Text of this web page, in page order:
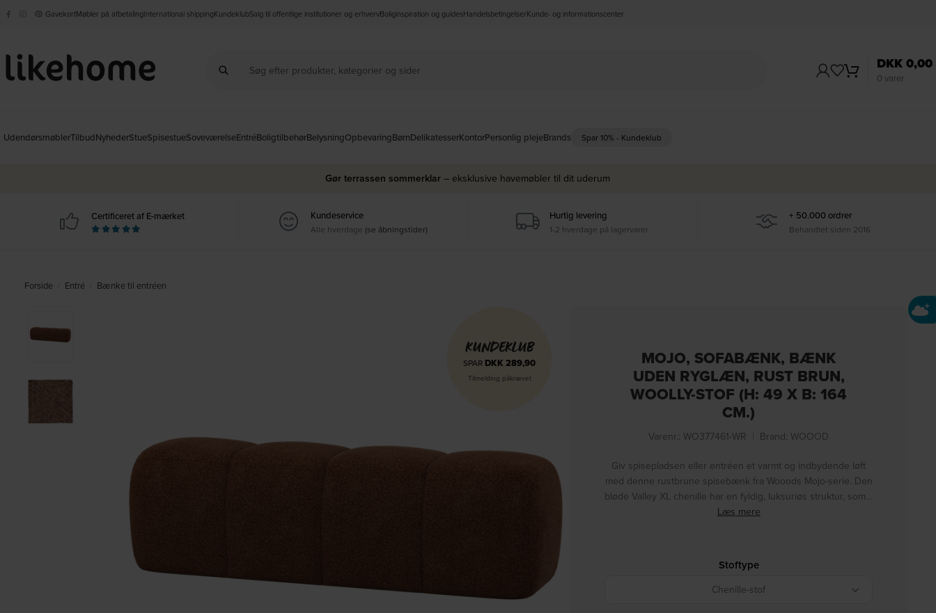
GavekortMøbler på afbetalingInternational shippingKundeklubSalg til offentlige institutioner og erhvervBoliginspiration og guidesHandelsbetingelserKunde- og informationscenter
0 varer
DKK0,00
UdendørsmøblerTilbudNyhederStueSpisestueSoveværelseEntréBoligtilbehørBelysningOpbevaringBørnDelikatesserKontorPersonlig plejeBrands Spar 10% - Kundeklub
Gør terrassen sommerklar – eksklusive havemøbler til dit uderum
Certificeret af E-mærket Kundeservice
Alle hverdage (se åbningstider)
Hurtig levering
1-2 hverdage på lagervarer
+ 50.000 ordrer
Behandlet siden 2016
Forside Entré Bænke til entréen
KUNDEKLUB
SPAR DKK 289,90
Tilmelding påkrævet
MOJO, SOFABÆNK, BÆNK
UDEN RYGLÆN, RUST BRUN,
WOOLLY-STOF (H: 49 X B: 164
CM.)
Varenr.: WO377461-WR Brand: WOOOD
Giv spisepladsen eller entréen et varmt og indbydende løft
med denne rustbrune spisebænk fra Wooods Mojo-serie. Den
bløde Valley XL chenille har en fyldig, luksuriøs struktur, som…
Læs mere
Stoftype
Chenille-stof